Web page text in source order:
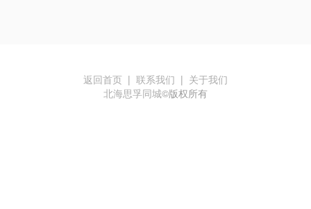
返回首页 | 联系我们 | 关于我们
北海思孚同城©版权所有